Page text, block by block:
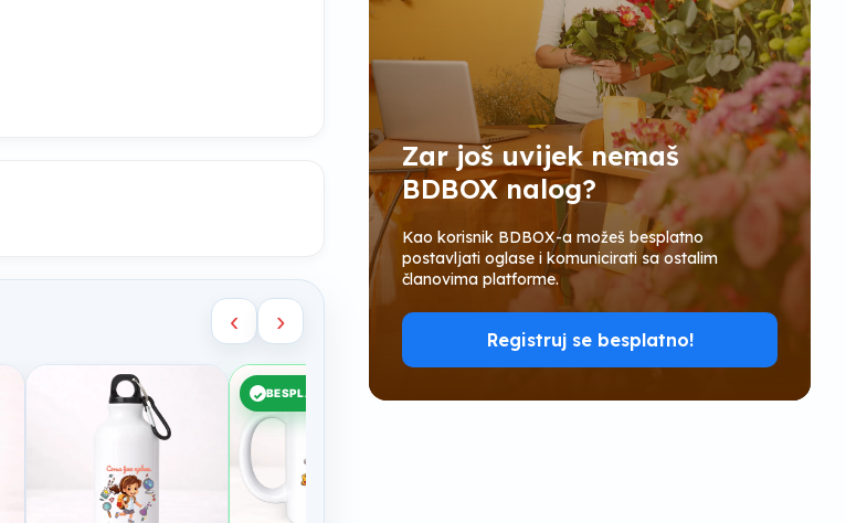
Zar još uvijek nemaš
BDBOX nalog?
Kao korisnik BDBOX-a možeš besplatno
postavljati oglase i komunicirati sa ostalim
članovima platforme.
Registruj se besplatno!